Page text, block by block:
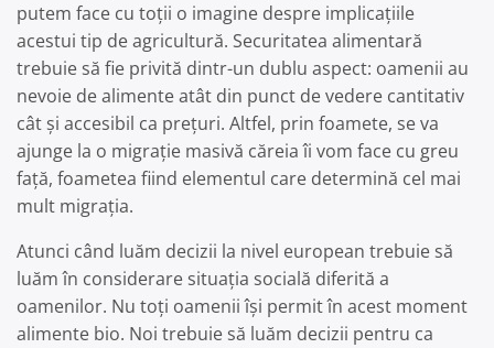
putem face cu toții o imagine despre implicațiile
acestui tip de agricultură. Securitatea alimentară
trebuie să fie privită dintr-un dublu aspect: oamenii au
nevoie de alimente atât din punct de vedere cantitativ
cât și accesibil ca prețuri. Altfel, prin foamete, se va
ajunge la o migrație masivă căreia îi vom face cu greu
față, foametea fiind elementul care determină cel mai
mult migrația.
Atunci când luăm decizii la nivel european trebuie să
luăm în considerare situația socială diferită a
oamenilor. Nu toți oamenii își permit în acest moment
alimente bio. Noi trebuie să luăm decizii pentru ca